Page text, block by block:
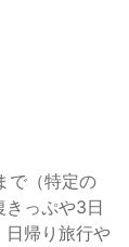
で（特定の
っぷや3日
日帰り旅行や